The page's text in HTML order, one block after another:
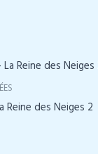
Reine des Neiges 2